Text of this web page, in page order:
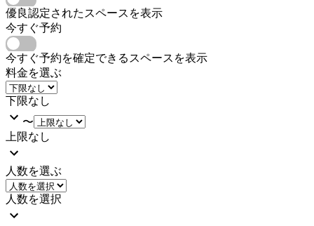
優良認定されたスペースを表示
今すぐ予約
今すぐ予約を確定できるスペースを表示
料金を選ぶ
下限なし
〜
上限なし
人数を選ぶ
人数を選択